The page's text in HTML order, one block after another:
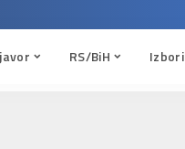
RS/BiH Izbori